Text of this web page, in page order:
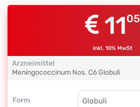
1105
inkl. 10% MwSt
Arzneimittel
Meningococcinum Nos. C6 Globuli
Form
Form